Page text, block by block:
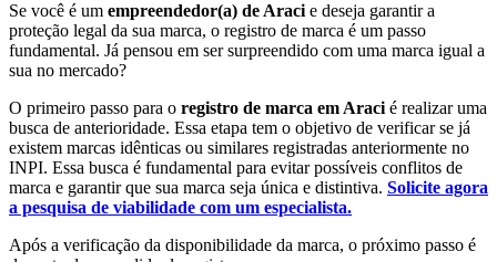
Se você é um empreendedor(a) de Araci e deseja garantir a
proteção legal da sua marca, o registro de marca é um passo
fundamental. Já pensou em ser surpreendido com uma marca igual a
sua no mercado?
O primeiro passo para o registro de marca em Araci é realizar uma
busca de anterioridade. Essa etapa tem o objetivo de verificar se já
existem marcas idênticas ou similares registradas anteriormente no
INPI. Essa busca é fundamental para evitar possíveis conflitos de
marca e garantir que sua marca seja única e distintiva. Solicite agora
a pesquisa de viabilidade com um especialista.
Após a verificação da disponibilidade da marca, o próximo passo é